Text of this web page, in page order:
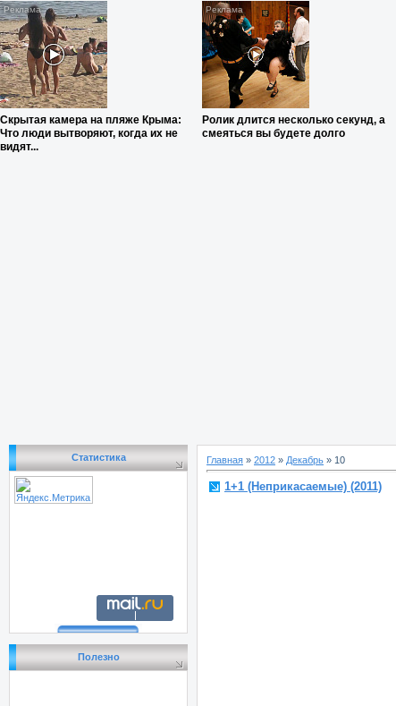
Скрытая камера на пляже Крыма:
Что люди вытворяют, когда их не
видят...
Ролик длится несколько секунд, а
смеяться вы будете долго
Статистика
Полезно
Главная » 2012 » Декабрь » 10
1+1 (Неприкасаемые) (2011)